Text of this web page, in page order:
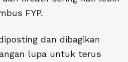
FYP.
dan dibagikan
lupa untuk terus